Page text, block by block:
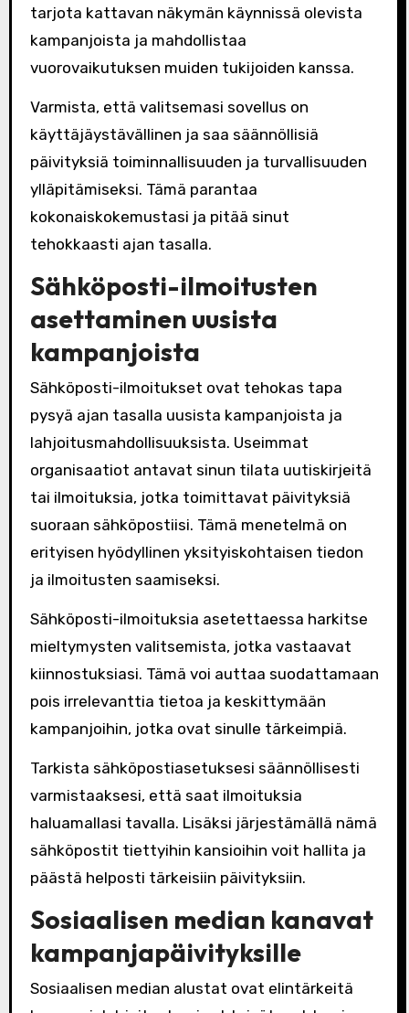
tarjota kattavan näkymän käynnissä olevista
kampanjoista ja mahdollistaa
vuorovaikutuksen muiden tukijoiden kanssa.
Varmista, että valitsemasi sovellus on
käyttäjäystävällinen ja saa säännöllisiä
päivityksiä toiminnallisuuden ja turvallisuuden
ylläpitämiseksi. Tämä parantaa
kokonaiskokemustasi ja pitää sinut
tehokkaasti ajan tasalla.
Sähköposti-ilmoitusten
asettaminen uusista
kampanjoista
Sähköposti-ilmoitukset ovat tehokas tapa
pysyä ajan tasalla uusista kampanjoista ja
lahjoitusmahdollisuuksista. Useimmat
organisaatiot antavat sinun tilata uutiskirjeitä
tai ilmoituksia, jotka toimittavat päivityksiä
suoraan sähköpostiisi. Tämä menetelmä on
erityisen hyödyllinen yksityiskohtaisen tiedon
ja ilmoitusten saamiseksi.
Sähköposti-ilmoituksia asetettaessa harkitse
mieltymysten valitsemista, jotka vastaavat
kiinnostuksiasi. Tämä voi auttaa suodattamaan
pois irrelevanttia tietoa ja keskittymään
kampanjoihin, jotka ovat sinulle tärkeimpiä.
Tarkista sähköpostiasetuksesi säännöllisesti
varmistaaksesi, että saat ilmoituksia
haluamallasi tavalla. Lisäksi järjestämällä nämä
sähköpostit tiettyihin kansioihin voit hallita ja
päästä helposti tärkeisiin päivityksiin.
Sosiaalisen median kanavat
kampanjapäivityksille
Sosiaalisen median alustat ovat elintärkeitä